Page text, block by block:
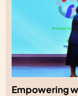
Empowering